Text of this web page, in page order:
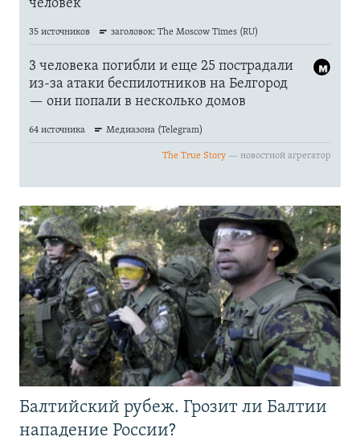
Балтийский рубеж. Грозит ли Балтии
нападение России?